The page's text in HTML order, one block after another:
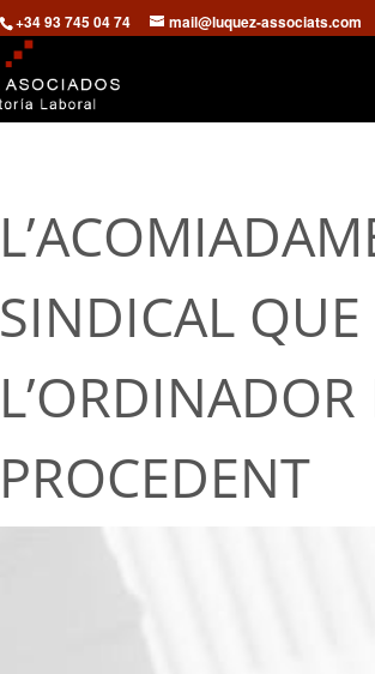
+34 93 745 04 74 mail@luquez-associats.com
SINDICAL QUE
L’ORDINADOR
PROCEDENT